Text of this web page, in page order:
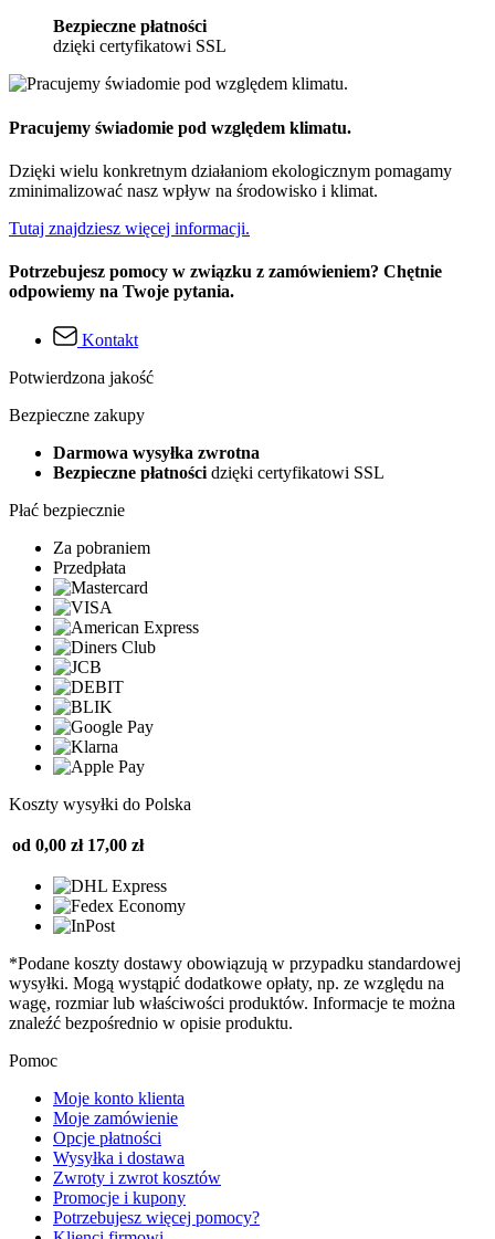
Bezpieczne płatności
dzięki certyfikatowi SSL
Pracujemy świadomie pod względem klimatu.
Dzięki wielu konkretnym działaniom ekologicznym pomagamy
zminimalizować nasz wpływ na środowisko i klimat.
Tutaj znajdziesz więcej informacji.
Potrzebujesz pomocy w związku z zamówieniem? Chętnie
odpowiemy na Twoje pytania.
Kontakt
Potwierdzona jakość
Bezpieczne zakupy
Darmowa wysyłka zwrotna
Bezpieczne płatności dzięki certyfikatowi SSL
Płać bezpiecznie
Za pobraniem
Przedpłata
Koszty wysyłki do Polska
od 0,00 zł 17,00 zł
*Podane koszty dostawy obowiązują w przypadku standardowej
wysyłki. Mogą wystąpić dodatkowe opłaty, np. ze względu na
wagę, rozmiar lub właściwości produktów. Informacje te można
znaleźć bezpośrednio w opisie produktu.
Pomoc
Moje konto klienta
Moje zamówienie
Opcje płatności
Wysyłka i dostawa
Zwroty i zwrot kosztów
Promocje i kupony
Potrzebujesz więcej pomocy?